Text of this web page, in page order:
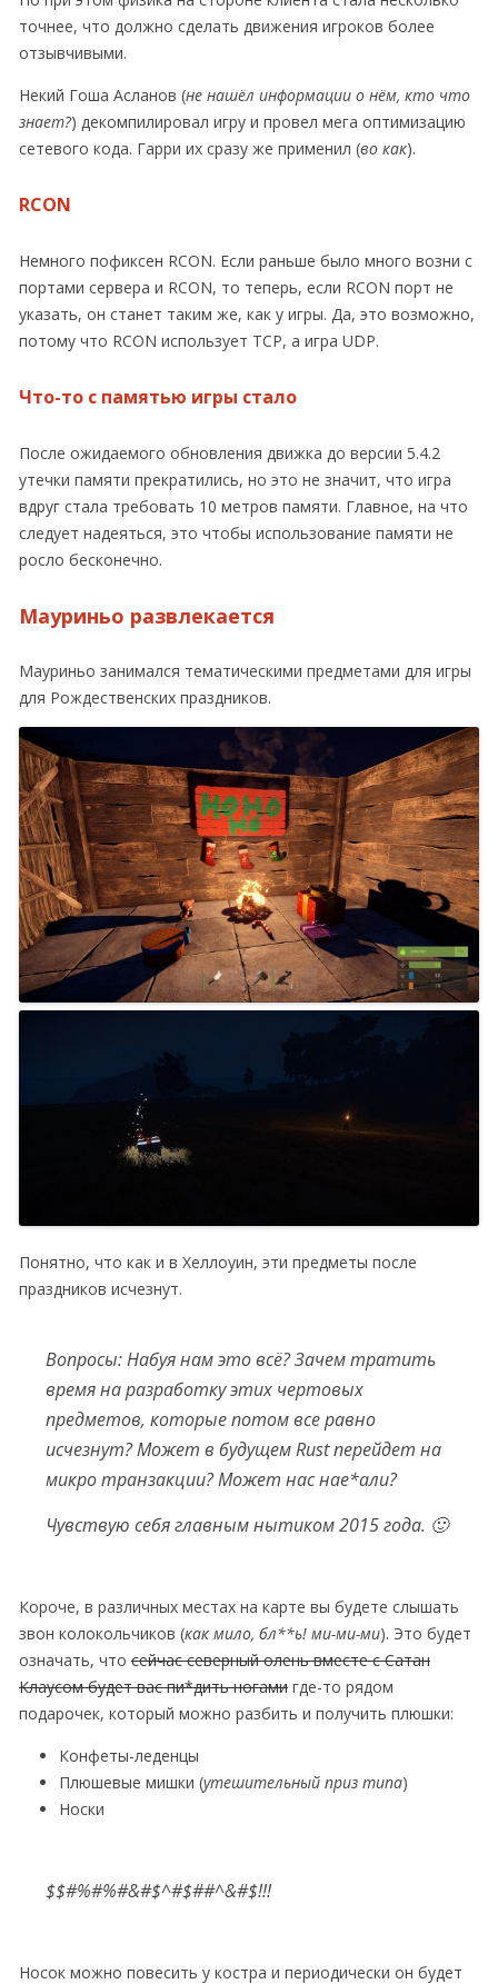
точнее, что должно сделать движения игроков более
отзывчивыми.
Некий Гоша Асланов (не нашёл информации о нём, кто что
знает?) декомпилировал игру и провел мега оптимизацию
сетевого кода. Гарри их сразу же применил (во как).
RCON
Немного пофиксен RCON. Если раньше было много возни с
портами сервера и RCON, то теперь, если RCON порт не
указать, он станет таким же, как у игры. Да, это возможно,
потому что RCON использует TCP, а игра UDP.
Что-то с памятью игры стало
После ожидаемого обновления движка до версии 5.4.2
утечки памяти прекратились, но это не значит, что игра
вдруг стала требовать 10 метров памяти. Главное, на что
следует надеяться, это чтобы использование памяти не
росло бесконечно.
Мауриньо развлекается
Мауриньо занимался тематическими предметами для игры
для Рождественских праздников.
Понятно, что как и в Хеллоуин, эти предметы после
праздников исчезнут.
Вопросы: Набуя нам это всё? Зачем тратить
время на разработку этих чертовых
предметов, которые потом все равно
исчезнут? Может в будущем Rust перейдет на
микро транзакции? Может нас нае*али?
Чувствую себя главным нытиком 2015 года. 🙂
Короче, в различных местах на карте вы будете слышать
звон колокольчиков (как мило, бл**ь! ми-ми-ми). Это будет
означать, что сейчас северный олень вместе с Сатан
Клаусом будет вас пи*дить ногами где-то рядом
подарочек, который можно разбить и получить плюшки:
Конфеты-леденцы
Плюшевые мишки (утешительный приз типа)
Носки
$$#%#%#&#$^#$##^&#$!!!
Носок можно повесить у костра и периодически он будет